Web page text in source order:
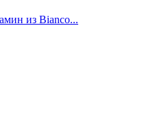
из Bianco...